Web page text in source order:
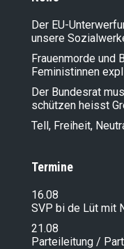
Der EU-
unsere
Frauenmorde und
Feministinnen
Der Bundesrat
schützen heisst
Tell, Freiheit,
Termine
16.08
SVP bi de Lüt mit
21.08
Parteileitung /